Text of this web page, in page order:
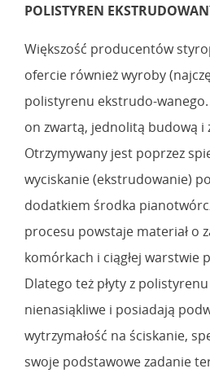
POLISTYREN
Większość producentów
ofercie również wyroby
polistyrenu ekstrudo-
on zwartą, jednolitą budową
Otrzymywany jest poprzez
wyciskanie (ekstrudowanie)
dodatkiem środka
procesu powstaje materiał o
komórkach i ciągłej warstwie
Dlatego też płyty z
nienasiąkliwe i posiadają
wytrzymałość na ściskanie,
swoje podstawowe zadanie